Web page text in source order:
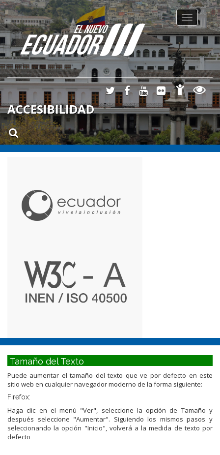
Toggle
navigation
ACCESIBILIDAD
Tamaño del Texto
Puede aumentar el tamaño del texto que ve por defecto en este
sitio web en cualquier navegador moderno de la forma siguiente:
Firefox:
Haga clic en el menú "Ver", seleccione la opción de Tamaño y
después seleccione "Aumentar". Siguiendo los mismos pasos y
seleccionando la opción "Inicio", volverá a la medida de texto por
defecto